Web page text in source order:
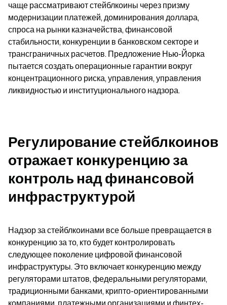
чаще рассматривают стейблкоины через призму
модернизации платежей, доминирования доллара,
спроса на рынки казначейства, финансовой
стабильности, конкуренции в банковском секторе и
трансграничных расчетов. Предложение Нью-Йорка
пытается создать операционные гарантии вокруг
концентрационного риска, управления, управления
ликвидностью и институционального надзора.
Регулирование стейблкоинов
отражает конкуренцию за
контроль над финансовой
инфраструктурой
Надзор за стейблкоинами все больше превращается в
конкуренцию за то, кто будет контролировать
следующее поколение цифровой финансовой
инфраструктуры. Это включает конкуренцию между
регуляторами штатов, федеральными регуляторами,
традиционными банками, крипто-ориентированными
компаниями, платежными организациями и финтех-